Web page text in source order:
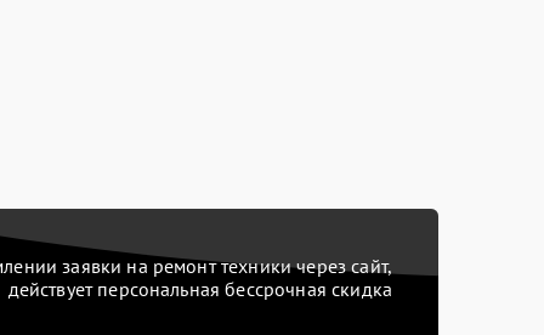
заявки на ремонт техники через сайт,
действует персональная бессрочная скидка